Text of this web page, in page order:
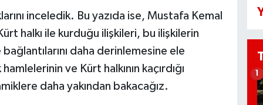
inceledik. Bu yazıda ise, Mustafa Kemal
halkı ile kurduğu ilişkileri, bu ilişkilerin
daha derinlemesine ele
ve Kürt halkının kaçırdığı
daha yakından bakacağız.
1